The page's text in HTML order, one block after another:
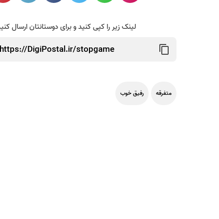
لینک زیر را کپی کنید و برای دوستانتان ارسال
متفرقه رفیق خوب